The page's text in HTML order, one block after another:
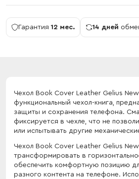
Гарантия 12 мес. 14 дней
Чехол Book Cover Leather Gelius
функциональный чехол-книга,
защиты и сохранения телефона.
фиксируется в чехле, что не
или испытывать другие
Чехол Book Cover Leather Gelius
трансформировать в
обеспечить комфортную позицию
разного контента на телефоне.